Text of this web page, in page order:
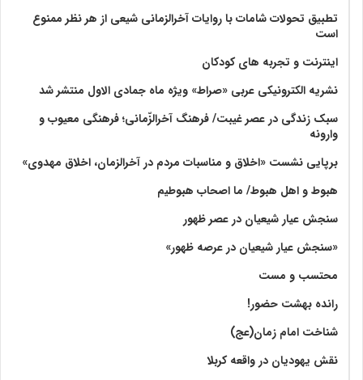
تطبیق تحولات شامات با روایات آخرالزمانی شیعی از هر نظر ممنوع
است
اینترنت و تجربه های کودکان
نشریه الکترونیکی عربی «صراط» ویژه ماه جمادی الاول منتشر شد
سبک زندگی در عصر غیبت/ فرهنگ آخرالزّمانی؛ فرهنگی معیوب و
وارونه
برپایی نشست «اخلاق و مناسبات مردم در آخرالزمان، اخلاق مهدوی»
هبوط و اهل هبوط/ ما اصحاب هبوطیم
سنجش عیار شیعیان در عصر ظهور
«سنجش عیار شیعیان در عرصه ظهور»
محتسب و مست
رانده بهشت‌ حضور!
شناخت امام زمان(عج)
نقش یهودیان در واقعه کربلا